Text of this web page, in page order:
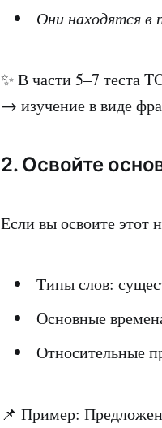
Они находятся в
✨ В части 5–7 теста
→ изучение в виде
2. Освойте
Если вы освоите этот
Типы слов:
Основные
Относительные
📌 Пример: